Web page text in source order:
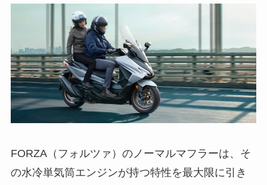
FORZA（フォルツァ）のノーマルマフラーは、そ
の水冷単気筒エンジンが持つ特性を最大限に引き